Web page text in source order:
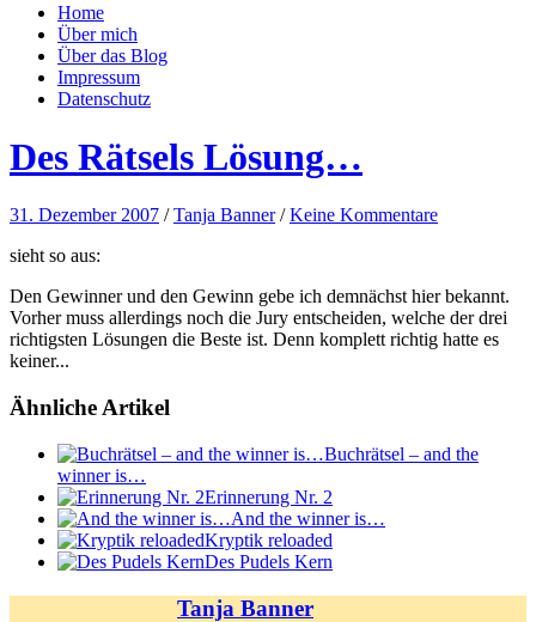
Home
Über mich
Über das Blog
Impressum
Datenschutz
Des Rätsels Lösung…
31. Dezember 2007 /Tanja Banner /Keine Kommentare
sieht so aus:
Den Gewinner und den Gewinn gebe ich demnächst hier bekannt.
Vorher muss allerdings noch die Jury entscheiden, welche der drei
richtigsten Lösungen die Beste ist. Denn komplett richtig hatte es
keiner...
Ähnliche Artikel
Buchrätsel – and the
winner is…
Erinnerung Nr. 2
And the winner is…
Kryptik reloaded
Des Pudels Kern
Tanja Banner